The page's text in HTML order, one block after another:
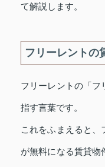
て解説します。
フリーレントの
フリーレントの「フ
指す言葉です。
これをふまえると
が無料になる賃貸物